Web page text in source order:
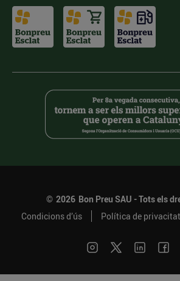
© 2026 Bon Preu SAU - Tots els
Condicions d’ús
Política de privacitat